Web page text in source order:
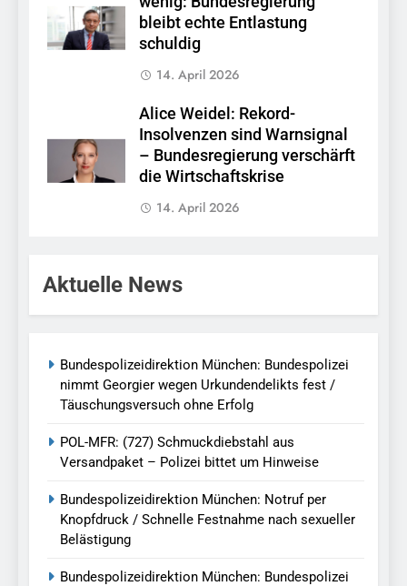
bleibt echte Entlastung
schuldig
14. April 2026
Alice Weidel: Rekord-
Insolvenzen sind Warnsignal
– Bundesregierung verschärft
die Wirtschaftskrise
14. April 2026
Aktuelle News
Bundespolizeidirektion München: Bundespolizei
nimmt Georgier wegen Urkundendelikts fest /
Täuschungsversuch ohne Erfolg
POL-MFR: (727) Schmuckdiebstahl aus
Versandpaket – Polizei bittet um Hinweise
Bundespolizeidirektion München: Notruf per
Knopfdruck / Schnelle Festnahme nach sexueller
Belästigung
Bundespolizeidirektion München: Bundespolizei